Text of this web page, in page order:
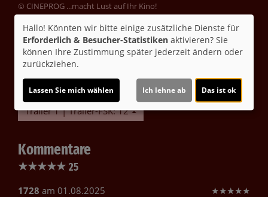
© CINEPROG ...macht Lust auf Ihr Kino!
Möchten Sie vonYoutube (Trailer ansehen)
bereitgestellte externe Inhalte laden?
Trailer 1 | Trailer-FSK: 12
Kommentare
★★★★★ 25
1728 am 01.08.2025 ★★★★★
Hallo! Könnten wir bitte einige zusätzliche Dienste für
Erforderlich & Besucher-Statistiken aktivieren? Sie
können Ihre Zustimmung später jederzeit ändern oder
zurückziehen.
Lassen Sie mich wählen Ich lehne ab Das ist ok